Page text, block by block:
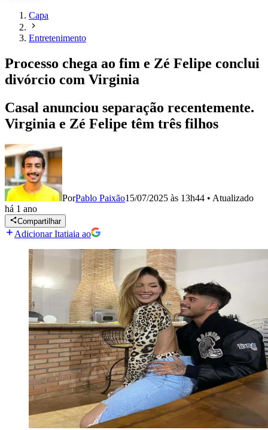
Capa
Entretenimento
Processo chega ao fim e Zé Felipe conclui
divórcio com Virginia
Casal anunciou separação recentemente.
Virginia e Zé Felipe têm três filhos
PorPablo Paixão15/07/2025 às 13h44 • Atualizado
há 1 ano
Compartilhar
Adicionar Itatiaia ao